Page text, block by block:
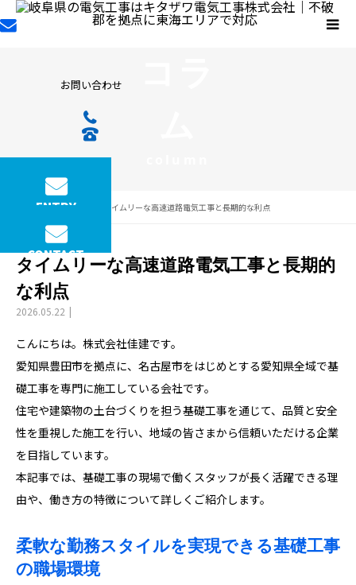
お問い合わせ
ENTRY
CONTACT
コラム タイムリーな高速道路電気工事と長期的な利点
タイムリーな高速道路電気工事と長期的
な利点
2026.05.22
こんにちは。株式会社佳建です。
愛知県豊田市を拠点に、名古屋市をはじめとする愛知県全域で基
礎工事を専門に施工している会社です。
住宅や建築物の土台づくりを担う基礎工事を通じて、品質と安全
性を重視した施工を行い、地域の皆さまから信頼いただける企業
を目指しています。
本記事では、基礎工事の現場で働くスタッフが長く活躍できる理
由や、働き方の特徴について詳しくご紹介します。
柔軟な勤務スタイルを実現できる基礎工事
の職場環境